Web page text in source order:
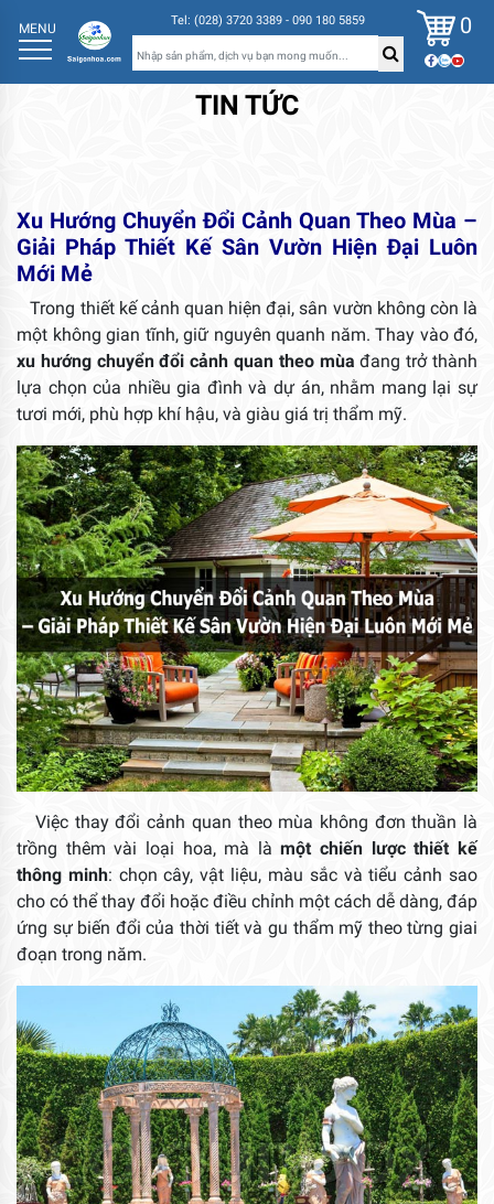
MENU Tel: (028) 3720 3389 - 090 180 5859 0
TIN TỨC
Xu Hướng Chuyển Đổi Cảnh Quan Theo Mùa –
Giải Pháp Thiết Kế Sân Vườn Hiện Đại Luôn
Mới Mẻ
Trong thiết kế cảnh quan hiện đại, sân vườn không còn là
một không gian tĩnh, giữ nguyên quanh năm. Thay vào đó,
xu hướng chuyển đổi cảnh quan theo mùa đang trở thành
lựa chọn của nhiều gia đình và dự án, nhằm mang lại sự
tươi mới, phù hợp khí hậu, và giàu giá trị thẩm mỹ.
Việc thay đổi cảnh quan theo mùa không đơn thuần là
trồng thêm vài loại hoa, mà làmột chiến lược thiết kế
thông minh: chọn cây, vật liệu, màu sắc và tiểu cảnh sao
cho có thể thay đổi hoặc điều chỉnh một cách dễ dàng, đáp
ứng sự biến đổi của thời tiết và gu thẩm mỹ theo từng giai
đoạn trong năm.